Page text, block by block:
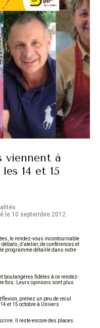
viennent à
14 et 15
le 10 septembre 2012
le rendez-vous incontournable
d’atelier, de conférences et
programme détaillé dans notre
boulangères fidèles à ce rendez-
fois. Leurs opinions sont plus
prenez un peu de recul
et 15 octobre à Univers
Il reste encore des places.